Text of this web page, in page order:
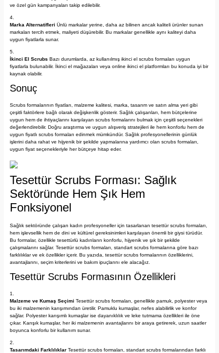
ve özel gün kampanyaları takip edilebilir.
Marka Alternatifleri Ünlü markalar yerine, daha az bilinen ancak kaliteli ürünler sunan
markaları tercih etmek, maliyeti düşürebilir. Bu markalar genellikle aynı kaliteyi daha
uygun fiyatlarla sunar.
İkinci El Scrubs Bazı durumlarda, az kullanılmış ikinci el scrubs formaları uygun
fiyatlarla bulunabilir. İkinci el mağazaları veya online ikinci el platformları bu konuda iyi bir
kaynak olabilir.
Sonuç
Scrubs formalarının fiyatları, malzeme kalitesi, marka, tasarım ve satın alma yeri gibi
çeşitli faktörlere bağlı olarak değişkenlik gösterir. Sağlık çalışanları, hem bütçelerine
uygun hem de ihtiyaçlarını karşılayan scrubs formalarını bulmak için çeşitli seçenekleri
değerlendirebilir. Doğru araştırma ve uygun alışveriş stratejileri ile hem konforlu hem de
uygun fiyatlı scrubs formaları edinmek mümkündür. Sağlık profesyonellerinin günlük
işlerini daha rahat ve hijyenik bir şekilde yapmalarına yardımcı olan scrubs formaları,
uygun fiyat seçenekleriyle her bütçeye hitap eder.
Tesettür Scrubs Forması: Sağlık
Sektöründe Hem Şık Hem
Fonksiyonel
Sağlık sektöründe çalışan kadın profesyoneller için tasarlanan tesettür scrubs formaları,
hem işlevsellik hem de dini ve kültürel gereksinimleri karşılayan önemli bir giysi türüdür.
Bu formalar, özellikle tesettürlü kadınların konforlu, hijyenik ve şık bir şekilde
çalışmalarını sağlar. Tesettür scrubs formaları, standart scrubs formalarına göre bazı
farklılıklar ve ek özellikler içerir. Bu yazıda, tesettür scrubs formalarının özelliklerini,
avantajlarını, seçim kriterlerini ve bakım ipuçlarını ele alacağız.
Tesettür Scrubs Formasının Özellikleri
Malzeme ve Kumaş Seçimi Tesettür scrubs formaları, genellikle pamuk, polyester veya
bu iki malzemenin karışımından üretilir. Pamuklu kumaşlar, nefes alabilirlik ve konfor
sağlar. Polyester karışımlı kumaşlar ise dayanıklılık ve leke tutmama özellikleri ile öne
çıkar. Karışık kumaşlar, her iki malzemenin avantajlarını bir araya getirerek, uzun saatler
boyunca konforlu bir kullanım sunar.
Tasarımdaki Farklılıklar Tesettür scrubs formaları, standart scrubs formalarından farklı